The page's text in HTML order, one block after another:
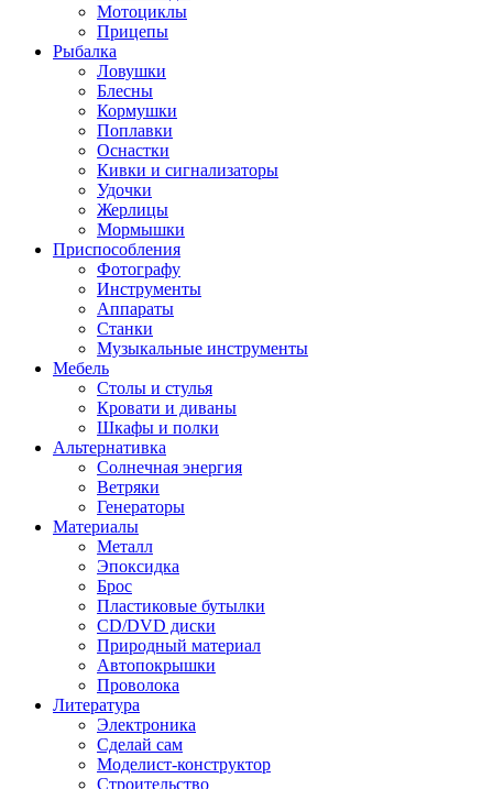
Мотоциклы
Прицепы
Рыбалка
Ловушки
Блесны
Кормушки
Поплавки
Оснастки
Кивки и сигнализаторы
Удочки
Жерлицы
Мормышки
Приспособления
Фотографу
Инструменты
Аппараты
Станки
Музыкальные инструменты
Мебель
Столы и стулья
Кровати и диваны
Шкафы и полки
Альтернативка
Солнечная энергия
Ветряки
Генераторы
Материалы
Металл
Эпоксидка
Брос
Пластиковые бутылки
CD/DVD диски
Природный материал
Автопокрышки
Проволока
Литература
Электроника
Сделай сам
Моделист-конструктор
Строительство